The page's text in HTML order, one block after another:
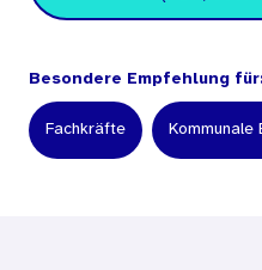
Besondere Empfehlung
Fachkräfte Kommunale